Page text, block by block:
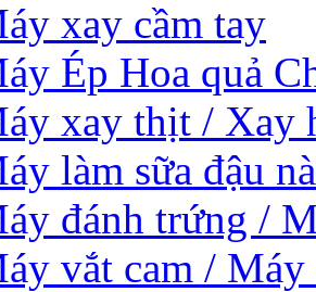
xay cầm tay
Ép Hoa quả
xay thịt / Xay
làm sữa đậu
đánh trứng /
vắt cam / Máy